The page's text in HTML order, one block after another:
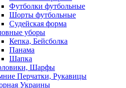
Футболки футбольные
Шорты футбольные
Судейская форма
уборы
Кепка, Бейсболка
Панама
Шапка
Шарфы
Перчатки, Рукавицы
Украины